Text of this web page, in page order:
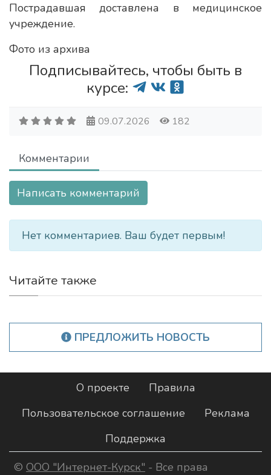
Пострадавшая доставлена в медицинское
учреждение.
Фото из архива
Подписывайтесь, чтобы быть в
курсе:
09.07.2026 182
Комментарии
Написать комментарий
Нет комментариев. Ваш будет первым!
Читайте также
ПРЕДЛОЖИТЬ НОВОСТЬ
О проекте
Правила
Пользовательское соглашение
Реклама
Поддержка
© ООО "Интернет-Курск" - Все права